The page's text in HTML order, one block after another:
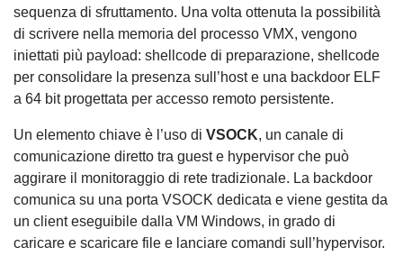
sequenza di sfruttamento. Una volta ottenuta la possibilità
di scrivere nella memoria del processo VMX, vengono
iniettati più payload: shellcode di preparazione, shellcode
per consolidare la presenza sull’host e una backdoor ELF
a 64 bit progettata per accesso remoto persistente.
Un elemento chiave è l’uso di VSOCK, un canale di
comunicazione diretto tra guest e hypervisor che può
aggirare il monitoraggio di rete tradizionale. La backdoor
comunica su una porta VSOCK dedicata e viene gestita da
un client eseguibile dalla VM Windows, in grado di
caricare e scaricare file e lanciare comandi sull’hypervisor.